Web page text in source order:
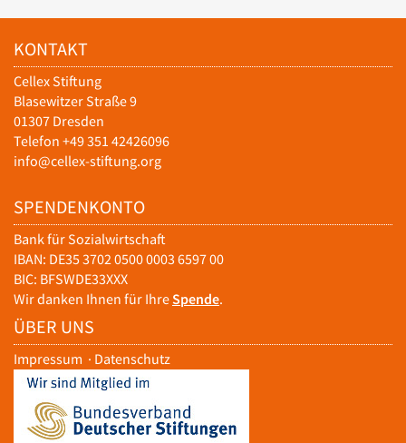
KONTAKT
Cellex Stiftung
Blasewitzer Straße 9
01307 Dresden
Telefon +49 351 42426096
info@cellex-stiftung.org
SPENDENKONTO
Bank für Sozialwirtschaft
IBAN: DE35 3702 0500 0003 6597 00
BIC: BFSWDE33XXX
Wir danken Ihnen für IhreSpende.
ÜBER UNS
Impressum · Datenschutz